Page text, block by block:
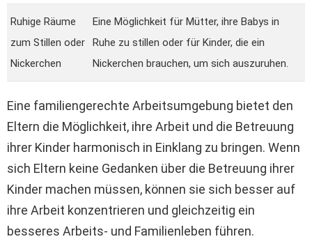
Ruhige Räume
zum Stillen oder
Nickerchen
Eine Möglichkeit für Mütter, ihre Babys in
Ruhe zu stillen oder für Kinder, die ein
Nickerchen brauchen, um sich auszuruhen.
Eine familiengerechte Arbeitsumgebung bietet den
Eltern die Möglichkeit, ihre Arbeit und die Betreuung
ihrer Kinder harmonisch in Einklang zu bringen. Wenn
sich Eltern keine Gedanken über die Betreuung ihrer
Kinder machen müssen, können sie sich besser auf
ihre Arbeit konzentrieren und gleichzeitig ein
besseres Arbeits- und Familienleben führen.